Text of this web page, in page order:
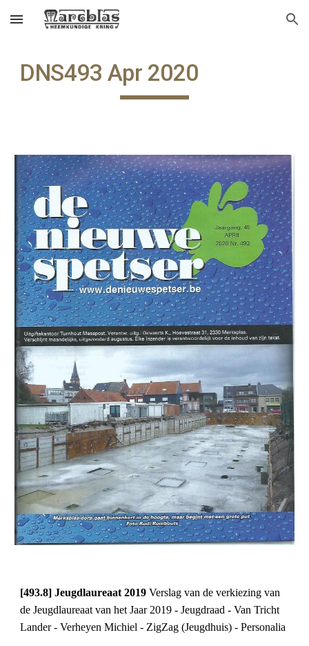
Skip to main content Skip to navigation
DNS493 Apr 2020
[493.8] Jeugdlaureaat 2019 Verslag van de verkiezing van
de Jeugdlaureaat van het Jaar 2019 - Jeugdraad - Van Tricht
Lander - Verheyen Michiel - ZigZag (Jeugdhuis) - Personalia